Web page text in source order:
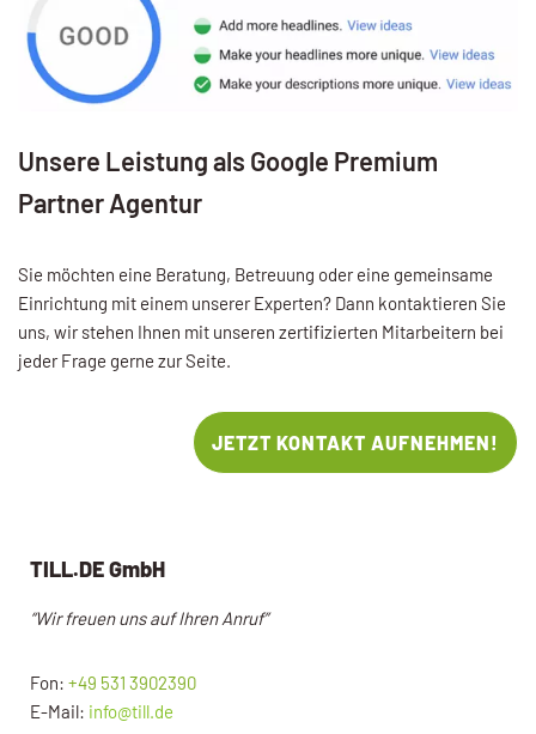
Unsere Leistung als Google Premium
Partner Agentur
Sie möchten eine Beratung, Betreuung oder eine gemeinsame
Einrichtung mit einem unserer Experten? Dann kontaktieren Sie
uns, wir stehen Ihnen mit unseren zertifizierten Mitarbeitern bei
jeder Frage gerne zur Seite.
JETZT KONTAKT AUFNEHMEN!
TILL.DE GmbH
“Wir freuen uns auf Ihren Anruf”
Fon: +49 531 3902390
E-Mail: info@till.de